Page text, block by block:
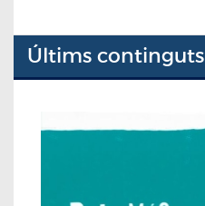
Últims continguts